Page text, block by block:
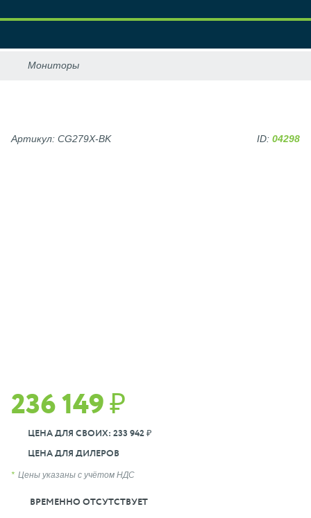
236 149 ₽
ЦЕНА ДЛЯ СВОИХ: 233 942 ₽
ЦЕНА ДЛЯ ДИЛЕРОВ
Цены указаны с учётом НДС
ВРЕМЕННО ОТСУТСТВУЕТ
Артикул: CG279X-BK ID: 04298